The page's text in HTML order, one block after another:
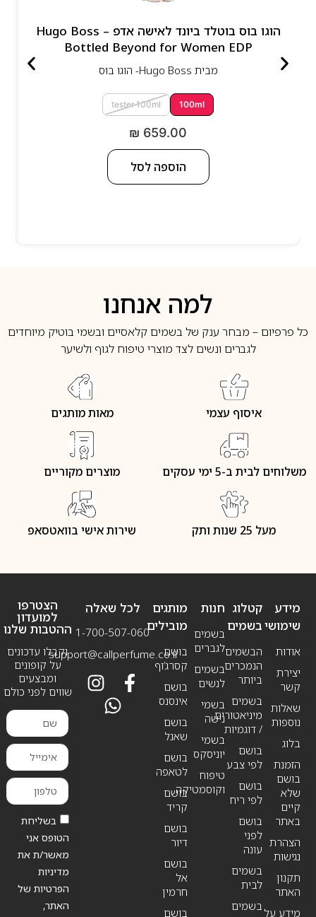
הוגו בוס בוטלד ביונד לאישה אדפ – Hugo Boss
Bottled Beyond for Women EDP
מבית Hugo Boss- הוגו בוס
100ml
tester 100ml
₪ 659.00
הוספה לסל
למה אנחנו
כל פרפיום – מבחר ענק של בשמים קלאסיים ובשמי בוטיק מיוחדים
לגברים ונשים לצד מוצרי טיפוח לגוף ולשיער
איסוף עצמי מאות מותגים
משלוחים לבית ב-5 ימי עסקים מוצרים מקוריים
מעל 25 שנות ותק שירות אישי בוואטסאפ
מידע
שימושי
אודות
יצירת
קשר
שאלות
נוספות
בלוג
הזמנת
בושם
שלא
קיים
באתר
הצהרת
נגישות
תקנון
האתר
מידע על
חנות
בשמים
לגברים
בשמים
לנשים
בשמי
נישה
בשמי
יוניסקס
טיפוח
וקוסמטיקה
קטלוג
בשמים
הבשמים
הנמכרים
ביותר
בשמים
מיניאטורים
/ דוגמיות
בושם
לפי צבע
בושם
לפי ריח
בושם
לפני
עונה
בשמים
לבית
בשמים
מותגים
מובילים
בושם
קסרג’וף
בושם
אינסנס
בושם
שאנל
בושם
לטאפה
בושם
קריד
בושם
דיור
בושם
אל
חרמין
בושם
לכל שאלה
1-700-507-060
support@callperfume.co.il
הצטרפו
למועדון
ההטבות שלנו
וקבלו עדכונים
על קופונים
ומבצעים
שווים לפני כולם
בשליחת
הטופס אני
מאשר/ת את
מדיניות
הפרטיות של
האתר,